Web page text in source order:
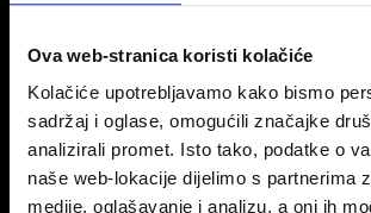
Ova web-stranica koristi kolačiće
Kolačiće upotrebljavamo kako bismo
sadržaj i oglase, omogućili značajke
analizirali promet. Isto tako, podatke o
naše web-lokacije dijelimo s partnerima
medije, oglašavanje i analizu, a oni ih
Međunarodno širenje marke intenzivira se
PEUGEOT LANDTREK koji ulazi u
pickup od jedne tone. Ovaj neprestano